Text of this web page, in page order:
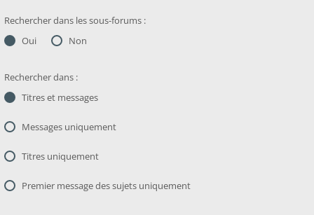
Rechercher dans les sous-forums :
Oui
Non
Rechercher dans :
Titres et messages
Messages uniquement
Titres uniquement
Premier message des sujets uniquement